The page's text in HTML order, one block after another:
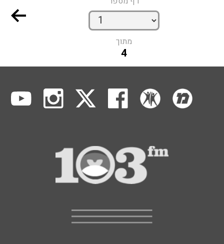
מתוך
4